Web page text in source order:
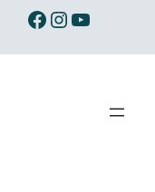
Ibermusicas no Facebook
Ibermusicas no Instagram
Ibermusicas no Youtube